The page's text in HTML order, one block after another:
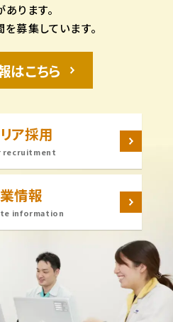
ります。
募集しています。
はこちら
ア採用
recruitment
情報
information